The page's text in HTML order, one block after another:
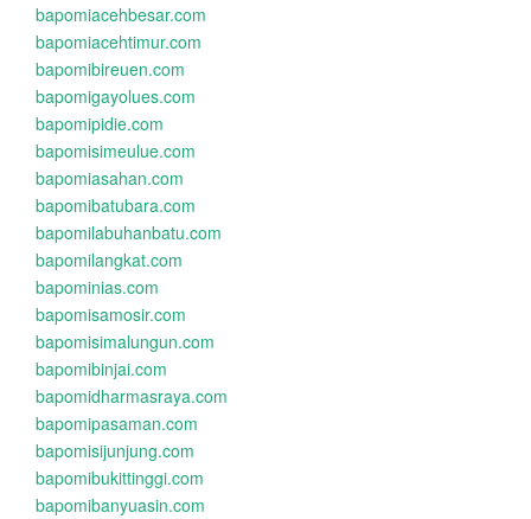
bapomiacehbesar.com
bapomiacehtimur.com
bapomibireuen.com
bapomigayolues.com
bapomipidie.com
bapomisimeulue.com
bapomiasahan.com
bapomibatubara.com
bapomilabuhanbatu.com
bapomilangkat.com
bapominias.com
bapomisamosir.com
bapomisimalungun.com
bapomibinjai.com
bapomidharmasraya.com
bapomipasaman.com
bapomisijunjung.com
bapomibukittinggi.com
bapomibanyuasin.com